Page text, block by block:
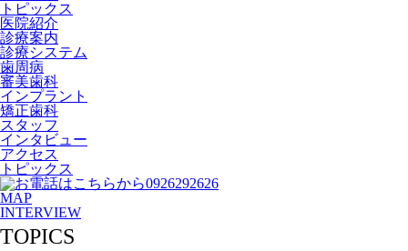
トピックス
医院紹介
診療案内
診療システム
歯周病
審美歯科
インプラント
矯正歯科
スタッフ
インタビュー
アクセス
トピックス
MAP
INTERVIEW
TOPICS